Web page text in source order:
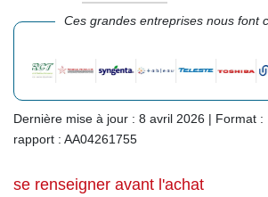
Ces grandes entreprises nous font
Dernière mise à jour : 8 avril 2026 | Format :
rapport : AA04261755
se renseigner avant l'achat